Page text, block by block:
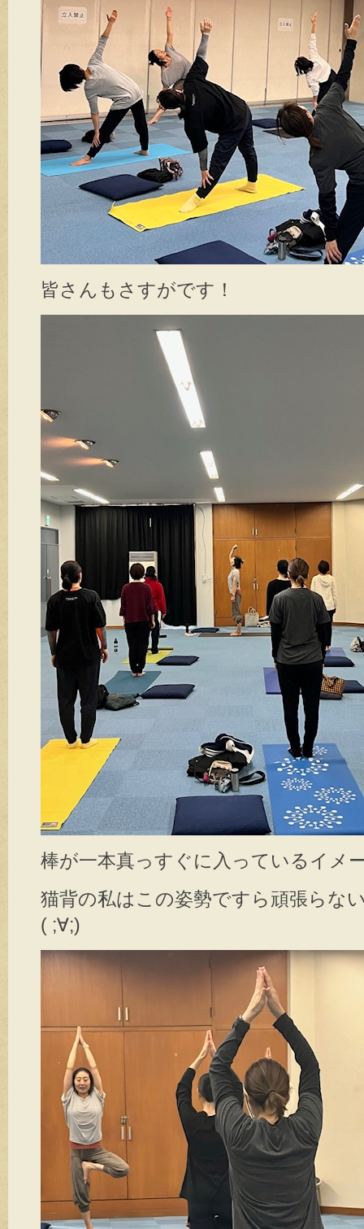
皆さんもさすがです！
棒が一本真っすぐに入っているイメ
猫背の私はこの姿勢ですら頑張らな
( ;∀;)